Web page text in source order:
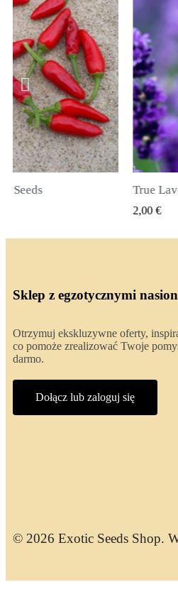
Seeds True
2,00 €
Sklep z egzotycznymi
Otrzymuj ekskluzywne oferty,
co pomoże zrealizować Twoje
darmo.
Dołącz lub zaloguj się
© 2026 Exotic Seeds Shop.